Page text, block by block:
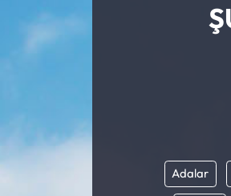
Adalar